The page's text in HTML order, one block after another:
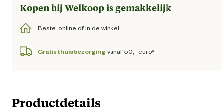
Kopen bij Welkoop is gemakkelijk
Bestel online of in de winkel.
Gratis thuisbezorging vanaf 50,- euro*
Productdetails